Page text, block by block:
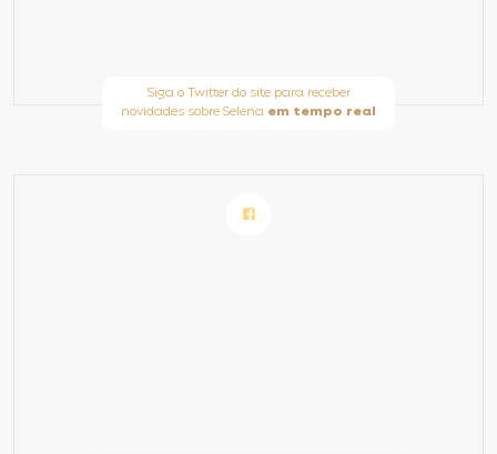
Siga o Twitter do site para receber
novidades sobre Selena em tempo real